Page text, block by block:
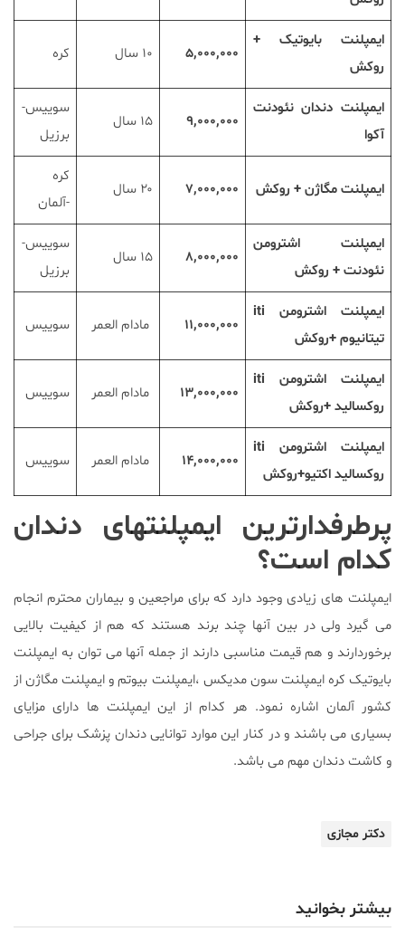
ایمپلنت بایوتیک +
روکش
۵,۰۰۰,۰۰۰ ۱۰ سال کره
ایمپلنت دندان نئودنت
آکوا
۹,۰۰۰,۰۰۰ ۱۵ سال
سوییس-
برزیل
ایمپلنت مگاژن + روکش ۷,۰۰۰,۰۰۰ ۲۰ سال
کره
-آلمان
ایمپلنت اشترومن
نئودنت + روکش
۸,۰۰۰,۰۰۰ ۱۵ سال
سوییس-
برزیل
ایمپلنت اشترومن
تیتانیوم +روکش
۱۱,۰۰۰,۰۰۰ مادام العمر سوییس
ایمپلنت اشترومن
روکسالید +روکش
۱۳,۰۰۰,۰۰۰ مادام العمر سوییس
ایمپلنت اشترومن
روکسالید اکتیو+روکش
۱۴,۰۰۰,۰۰۰ مادام العمر سوییس
پرطرفدارترین ایمپلنتهای دندان
کدام است؟
ایمپلنت های زیادی وجود دارد که برای مراجعین و بیماران محترم انجام
می گیرد ولی در بین آنها چند برند هستند که هم از کیفیت بالایی
برخوردارند و هم قیمت مناسبی دارند از جمله آنها می توان به ایمپلنت
بایوتیک کره ایمپلنت سون مدیکس ،ایمپلنت بیوتم و ایمپلنت مگاژن از
کشور آلمان اشاره نمود. هر کدام از این ایمپلنت ها دارای مزایای
بسیاری می باشند و در کنار این موارد توانایی دندان پزشک برای جراحی
و کاشت دندان مهم می باشد.
دکتر مجازی
بیشتر بخوانید